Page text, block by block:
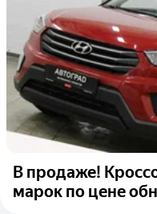
В продаже!
марок по цене